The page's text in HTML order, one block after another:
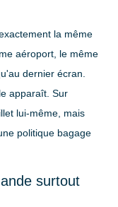
la même
aéroport, le même
dernier écran.
apparaît. Sur
lui-même, mais
politique bagage
surtout